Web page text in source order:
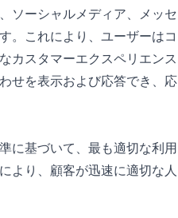
ソーシャルメディア、メッセ
。これにより、ユーザーはコ
カスタマーエクスペリエンス
せを表示および応答でき、応
に基づいて、最も適切な利用
より、顧客が迅速に適切な人